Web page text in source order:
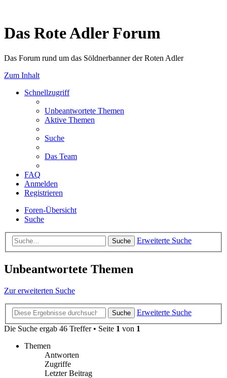
Das Rote Adler Forum
Das Forum rund um das Söldnerbanner der Roten Adler
Zum Inhalt
Schnellzugriff
Unbeantwortete Themen
Aktive Themen
Suche
Das Team
FAQ
Anmelden
Registrieren
Foren-Übersicht
Suche
Suche Erweiterte Suche
Unbeantwortete Themen
Zur erweiterten Suche
Suche
Erweiterte Suche
Die Suche ergab 46 Treffer • Seite 1 von 1
Themen
Antworten
Zugriffe
Letzter Beitrag